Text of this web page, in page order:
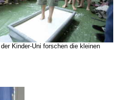
Kinder-Uni forschen die kleinen